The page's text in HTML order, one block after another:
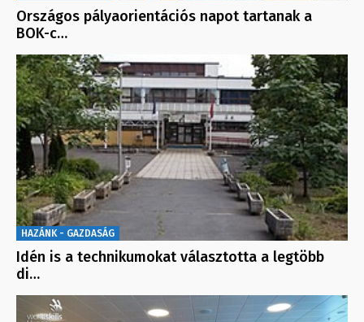
Országos pályaorientációs napot tartanak a
BOK-c…
HAZÁNK - GAZDASÁG
Idén is a technikumokat választotta a legtöbb
di…